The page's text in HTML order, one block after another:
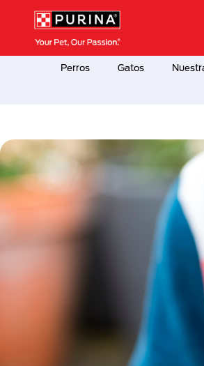
Pasar al contenido principal
Menú Secundario Purina
Menú Principal Purina
Perros Gatos